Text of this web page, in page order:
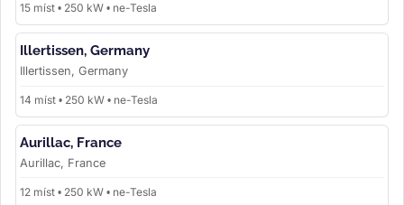
15 míst • 250 kW • ne-Tesla
Illertissen, Germany
Illertissen, Germany
14 míst • 250 kW • ne-Tesla
Aurillac, France
Aurillac, France
12 míst • 250 kW • ne-Tesla